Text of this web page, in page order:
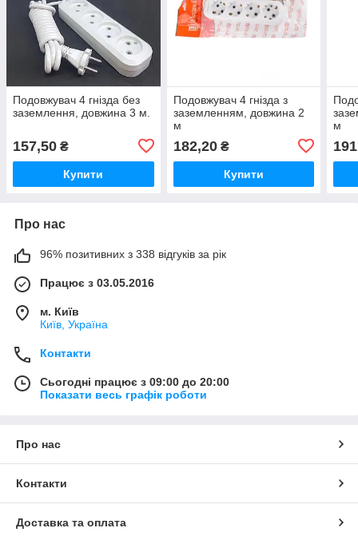
Подовжувач 4 гнізда без
заземлення, довжина 3 м.
157,50 ₴
Купити
Подовжувач 4 гнізда з
заземленням, довжина 2
м
182,20₴
Купити
м
Про нас
96% позитивних з 338 відгуків за рік
Працює з 03.05.2016
м. Київ
Київ, Україна
Контакти
Сьогодні працює з 09:00 до 20:00
Показати весь графік роботи
Про нас
Контакти
Доставка та оплата